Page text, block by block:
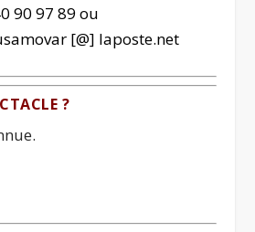
90 97 89 ou
[@] laposte.net
?